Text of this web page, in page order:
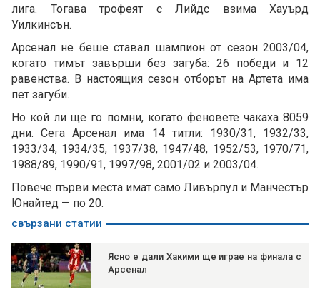
лига. Тогава трофеят с Лийдс взима Хауърд
Уилкинсън.
Арсенал не беше ставал шампион от сезон 2003/04,
когато тимът завърши без загуба: 26 победи и 12
равенства. В настоящия сезон отборът на Артета има
пет загуби.
Но кой ли ще го помни, когато феновете чакаха 8059
дни. Сега Арсенал има 14 титли: 1930/31, 1932/33,
1933/34, 1934/35, 1937/38, 1947/48, 1952/53, 1970/71,
1988/89, 1990/91, 1997/98, 2001/02 и 2003/04.
Повече първи места имат само Ливърпул и Манчестър
Юнайтед — по 20.
свързани статии
Ясно е дали Хакими ще играе на финала с
Арсенал